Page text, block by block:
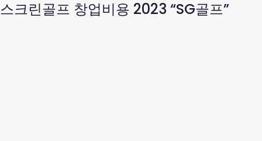
스크린골프 창업비용 2023 “SG골프”